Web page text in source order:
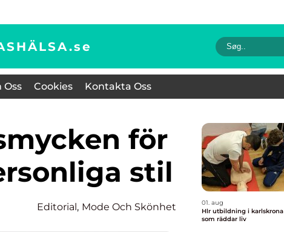
se
Oss Cookies Kontakta Oss
stil
Editorial, Mode Och Skönhet
01. aug
Hlr utbildning i karlskrona kunskap
som räddar liv